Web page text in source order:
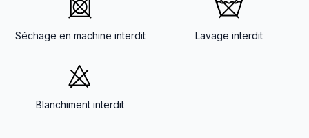
Séchage en machine interdit Lavage interdit
Blanchiment interdit